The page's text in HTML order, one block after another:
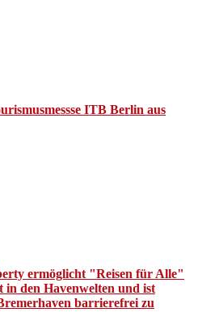
ITB Berlin aus
ermöglicht "Reisen für Alle"
den Havenwelten und ist
barrierefrei zu